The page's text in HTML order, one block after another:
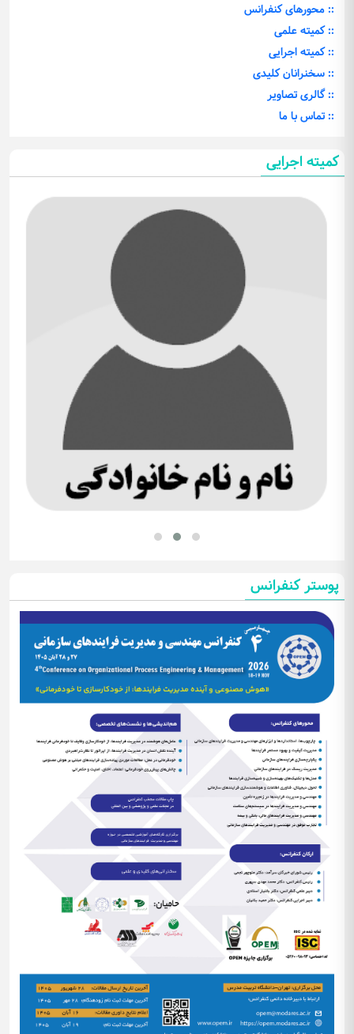
:: محورهای کنفرانس
:: کمیته علمی
:: کمیته اجرایی
:: سخنرانان کلیدی
:: گالری تصاویر
:: تماس با ما
کمیته اجرایی
پوستر کنفرانس